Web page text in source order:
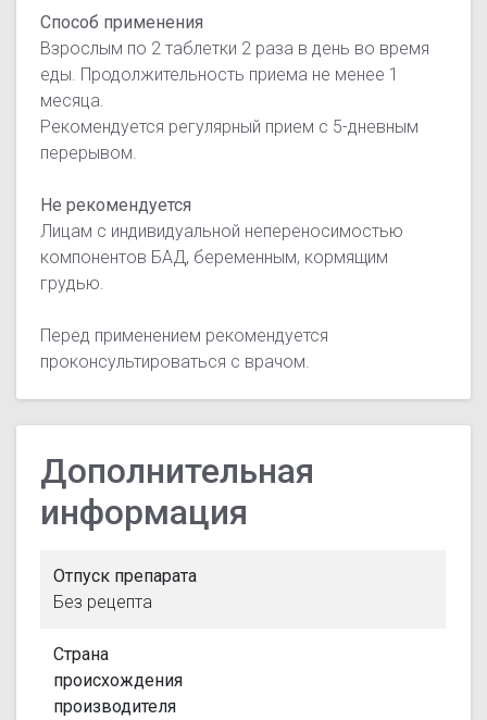
Способ применения
Взрослым по 2 таблетки 2 раза в день во время
еды. Продолжительность приема не менее 1
месяца.
Рекомендуется регулярный прием с 5-дневным
перерывом.
Не рекомендуется
Лицам с индивидуальной непереносимостью
компонентов БАД, беременным, кормящим
грудью.
Перед применением рекомендуется
проконсультироваться с врачом.
Дополнительная
информация
Отпуск препарата
Без рецепта
Страна
происхождения
производителя